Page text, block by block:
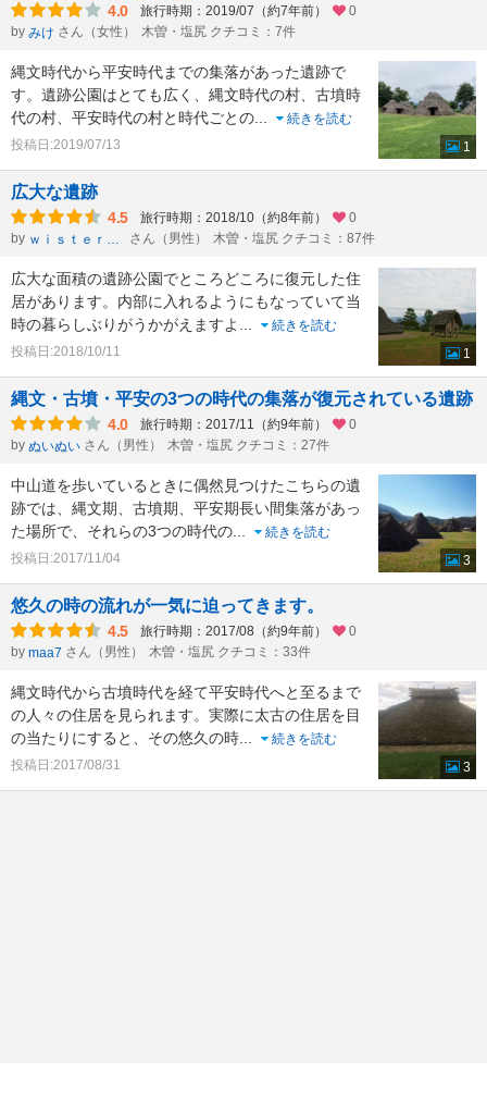
4.0 旅行時期：2019/07（約7年前）
0
by みけ さん（女性） 木曽・塩尻 クチコミ：7件
縄文時代から平安時代までの集落があった遺跡で
す。遺跡公園はとても広く、縄文時代の村、古墳時
代の村、平安時代の村と時代ごとの...
続きを読む
投稿日:2019/07/13
1
広大な遺跡
4.5 旅行時期：2018/10（約8年前）
0
by
ｗｉｓｔｅｒｉａ さん（男性） 木曽・塩尻 クチコミ：87件
広大な面積の遺跡公園でところどころに復元した住
居があります。内部に入れるようにもなっていて当
時の暮らしぶりがうかがえますよ ...
続きを読む
投稿日:2018/10/11
1
縄文・古墳・平安の3つの時代の集落が復元されている遺跡
4.0 旅行時期：2017/11（約9年前）
0
by ぬいぬい さん（男性） 木曽・塩尻 クチコミ：27件
中山道を歩いているときに偶然見つけたこちらの遺
跡では、縄文期、古墳期、平安期長い間集落があっ
た場所で、それらの3つの時代の...
続きを読む
投稿日:2017/11/04
3
悠久の時の流れが一気に迫ってきます。
4.5 旅行時期：2017/08（約9年前）
0
by maa7 さん（男性） 木曽・塩尻 クチコミ：33件
縄文時代から古墳時代を経て平安時代へと至るまで
の人々の住居を見られます。実際に太古の住居を目
の当たりにすると、その悠久の時...
続きを読む
投稿日:2017/08/31
3